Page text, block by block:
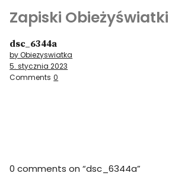
Zapiski Obieżyświatki
Podróże
Kultura i sztuka
Niezwyczajne ściany
dsc_6344a
by Obiezyswiatka
5. stycznia 2023
Comments 0
0 comments on “dsc_6344a”